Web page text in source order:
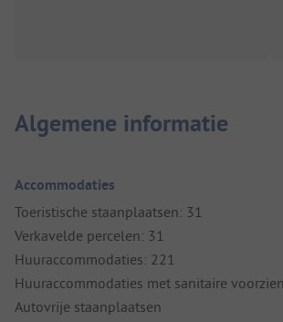
Algemene informatie
Accommodaties
Toeristische staanplaatsen: 31
Verkavelde percelen: 31
Huuraccommodaties: 221
Huuraccommodaties met sanitaire
Autovrije staanplaatsen